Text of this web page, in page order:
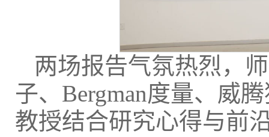
两场报告气氛热烈，
子、Bergman度量、威
教授结合研究心得与前